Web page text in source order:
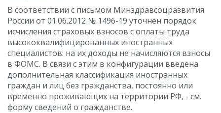
В соответствии с письмом Минздравсоцразвития
России от 01.06.2012 № 1496-19 уточнен порядок
исчисления страховых взносов с оплаты труда
высококвалифицированных иностранных
специалистов: на их доходы не начисляются взносы
в ФОМС. В связи с этим в конфигурации введена
дополнительная классификация иностранных
граждан и лиц без гражданства, постоянно или
временно проживающих на территории РФ, - см.
форму сведений о гражданстве.